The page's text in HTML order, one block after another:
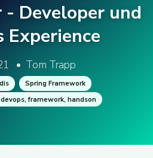
- Developer und
Experience
• Tom Trapp
Spring Framework
framework, handson